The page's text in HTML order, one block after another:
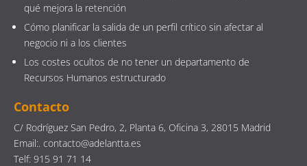
qué mejora la retención
Cómo planificar la salida de un perfil crítico sin afectar al
negocio ni a los clientes
Los costes ocultos de no tener un departamento de
Recursos Humanos estructurado
Contacto
C/ Rodríguez San Pedro, 2, Planta 6, Oficina 3, 28015 Madrid
Email:. contacto@adelantta.es
Telf: 915 91 71 14